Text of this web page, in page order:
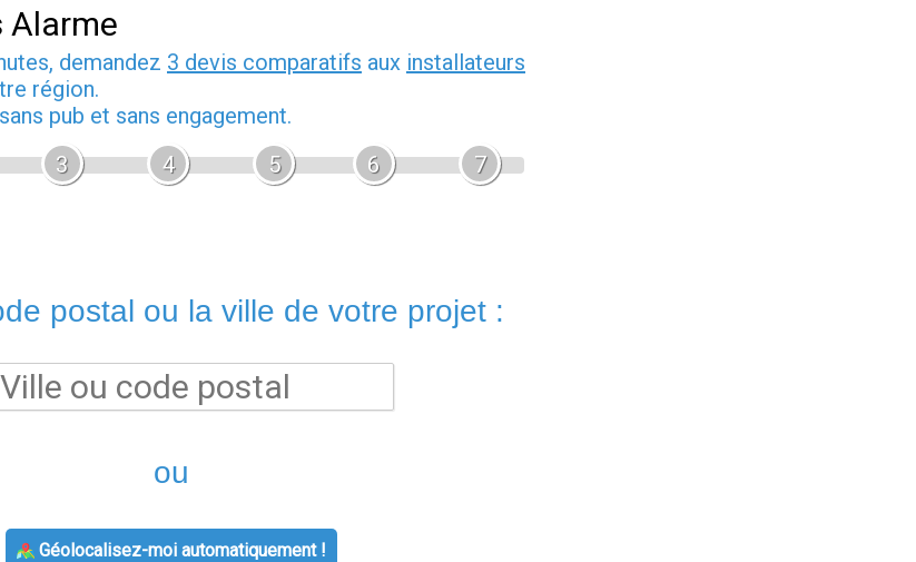
Alarme
demandez 3 devis comparatifs aux installateurs
région.
pub et sans engagement.
3 4 5 6 7
postal ou la ville de votre projet :
ou
Géolocalisez-moi automatiquement !